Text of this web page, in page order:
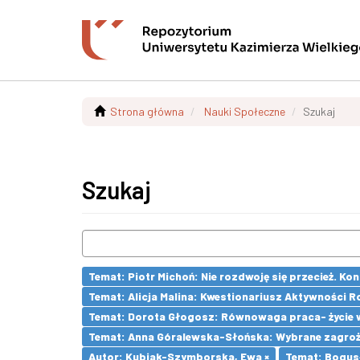
Strona główna Nauki Społeczne Szukaj
Szukaj
Temat: Piotr Michoń: Nie rozdwoję się przecież.
Temat: Alicja Malina: Kwestionariusz Aktywności
Temat: Dorota Głogosz: Równowaga praca-
Temat: Anna Góralewska-Słońska: Wybrane
Autor: Kubiak-Szymborska, Ewa ×
Temat: